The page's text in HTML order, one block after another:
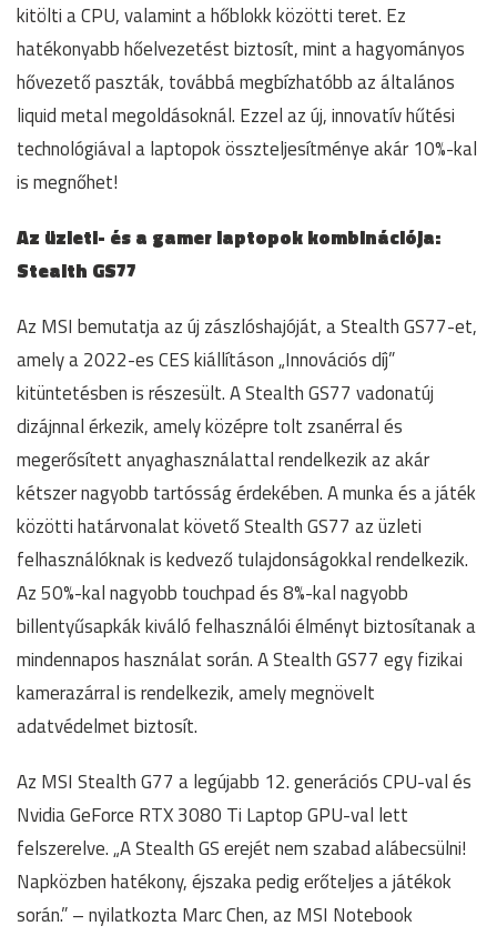
kitölti a CPU, valamint a hőblokk közötti teret. Ez
hatékonyabb hőelvezetést biztosít, mint a hagyományos
hővezető paszták, továbbá megbízhatóbb az általános
liquid metal megoldásoknál. Ezzel az új, innovatív hűtési
technológiával a laptopok összteljesítménye akár 10%-kal
is megnőhet!
Az üzleti- és a gamer laptopok kombinációja:
Stealth GS77
Az MSI bemutatja az új zászlóshajóját, a Stealth GS77-et,
amely a 2022-es CES kiállításon „Innovációs díj”
kitüntetésben is részesült. A Stealth GS77 vadonatúj
dizájnnal érkezik, amely középre tolt zsanérral és
megerősített anyaghasználattal rendelkezik az akár
kétszer nagyobb tartósság érdekében. A munka és a játék
közötti határvonalat követő Stealth GS77 az üzleti
felhasználóknak is kedvező tulajdonságokkal rendelkezik.
Az 50%-kal nagyobb touchpad és 8%-kal nagyobb
billentyűsapkák kiváló felhasználói élményt biztosítanak a
mindennapos használat során. A Stealth GS77 egy fizikai
kamerazárral is rendelkezik, amely megnövelt
adatvédelmet biztosít.
Az MSI Stealth G77 a legújabb 12. generációs CPU-val és
Nvidia GeForce RTX 3080 Ti Laptop GPU-val lett
felszerelve. „A Stealth GS erejét nem szabad alábecsülni!
Napközben hatékony, éjszaka pedig erőteljes a játékok
során.” – nyilatkozta Marc Chen, az MSI Notebook